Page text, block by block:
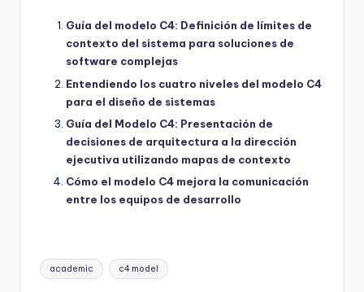
Guía del modelo C4: Definición de límites de
contexto del sistema para soluciones de
software complejas
Entendiendo los cuatro niveles del modelo C4
para el diseño de sistemas
Guía del Modelo C4: Presentación de
decisiones de arquitectura a la dirección
ejecutiva utilizando mapas de contexto
Cómo el modelo C4 mejora la comunicación
entre los equipos de desarrollo
Etiquetas:
academic c4 model